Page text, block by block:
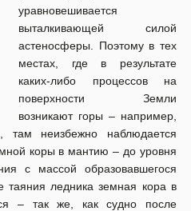
уравновешивается
выталкивающей силой
астеносферы. Поэтому в тех
местах, где в результате
каких-либо процессов на
поверхности Земли
возникают горы – например,
там неизбежно наблюдается
коры в мантию – до уровня
с массой образовавшегося
таяния ледника земная кора в
– так же, как судно после